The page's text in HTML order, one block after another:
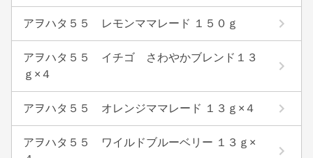
アヲハタ５５ レモンママレード １５０ｇ
アヲハタ５５ イチゴ さわやかブレンド１３
ｇ×４
アヲハタ５５ オレンジママレード １３ｇ×４
アヲハタ５５ ワイルドブルーベリー １３ｇ×